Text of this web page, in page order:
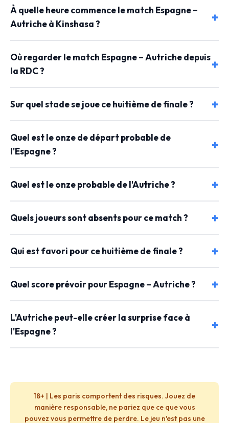
À quelle heure commence le match Espagne –
Autriche à Kinshasa ?
Où regarder le match Espagne – Autriche depuis
la RDC ?
Sur quel stade se joue ce huitième de finale ?
Quel est le onze de départ probable de
l'Espagne ?
Quel est le onze probable de l'Autriche ?
Quels joueurs sont absents pour ce match ?
Qui est favori pour ce huitième de finale ?
Quel score prévoir pour Espagne – Autriche ?
L'Autriche peut-elle créer la surprise face à
l'Espagne ?
18+ | Les paris comportent des risques. Jouez de
manière responsable, ne pariez que ce que vous
pouvez vous permettre de perdre. Le jeu n'est pas une